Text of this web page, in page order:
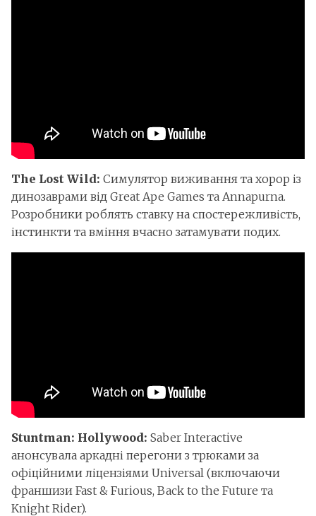
The Lost Wild: Симулятор виживання та хорор із
динозаврами від Great Ape Games та Annapurna.
Розробники роблять ставку на спостережливість,
інстинкти та вміння вчасно затамувати подих.
Stuntman: Hollywood: Saber Interactive
анонсувала аркадні перегони з трюками за
офіційними ліцензіями Universal (включаючи
франшизи Fast & Furious, Back to the Future та
Knight Rider).